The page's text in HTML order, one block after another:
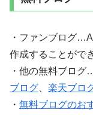
・ファンブログ
作成することがで
・他の無料ブログ
ブログ
楽天ブロ
・ 無料ブログのお